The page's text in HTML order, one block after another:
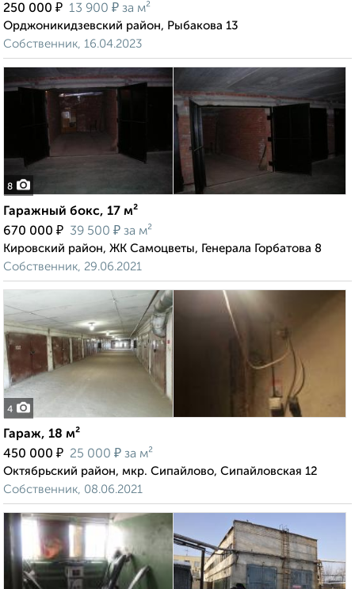
250 000 ₽ 13 900 ₽ за м²
Орджоникидзевский район, Рыбакова 13
Собственник, 16.04.2023
8
Гаражный бокс, 17 м²
670 000 ₽ 39 500 ₽ за м²
Кировский район, ЖК Самоцветы, Генерала Горбатова 8
Собственник, 29.06.2021
4
Гараж, 18 м²
450 000 ₽ 25 000 ₽ за м²
Октябрьский район, мкр. Сипайлово, Сипайловская 12
Собственник, 08.06.2021